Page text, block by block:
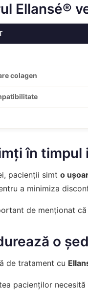
Ellansé®
colagen
în
pacienții simt o
a minimiza
de menționat
o
de tratament cu
pacienților necesită